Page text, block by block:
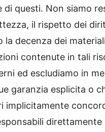
di questi. Non siamo
il rispetto dei
la decenza dei
contenute in tali
ed escludiamo in
garanzia esplicita o
implicitamente
direttamente